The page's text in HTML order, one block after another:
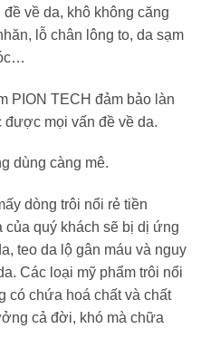
về da, khô không căng
lỗ chân lông to, da sạm
PION TECH đảm bảo làn
được mọi vấn đề về da.
dùng càng mê.
dòng trôi nổi rẻ tiền
của quý khách sẽ bị dị ứng
teo da lộ gân máu và nguy
Các loại mỹ phẩm trôi nổi
có chứa hoá chất và chất
cả đời, khó mà chữa